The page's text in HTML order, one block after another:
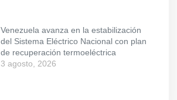
Venezuela avanza en la estabilización
del Sistema Eléctrico Nacional con plan
de recuperación termoeléctrica
3 agosto, 2026